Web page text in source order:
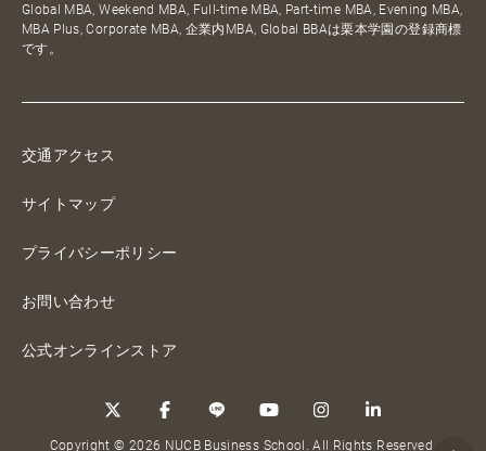
Global MBA, Weekend MBA, Full-time MBA, Part-time MBA, Evening MBA,
MBA Plus, Corporate MBA, 企業内MBA, Global BBAは栗本学園の登録商標
です。
交通アクセス
サイトマップ
プライバシーポリシー
お問い合わせ
公式オンラインストア
Copyright © 2026 NUCB Business School. All Rights Reserved.